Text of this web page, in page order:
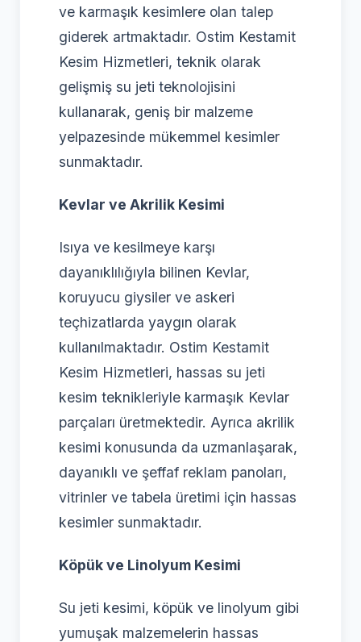
ve karmaşık kesimlere olan talep
giderek artmaktadır. Ostim Kestamit
Kesim Hizmetleri, teknik olarak
gelişmiş su jeti teknolojisini
kullanarak, geniş bir malzeme
yelpazesinde mükemmel kesimler
sunmaktadır.
Kevlar ve Akrilik Kesimi
Isıya ve kesilmeye karşı
dayanıklılığıyla bilinen Kevlar,
koruyucu giysiler ve askeri
teçhizatlarda yaygın olarak
kullanılmaktadır. Ostim Kestamit
Kesim Hizmetleri, hassas su jeti
kesim teknikleriyle karmaşık Kevlar
parçaları üretmektedir. Ayrıca akrilik
kesimi konusunda da uzmanlaşarak,
dayanıklı ve şeffaf reklam panoları,
vitrinler ve tabela üretimi için hassas
kesimler sunmaktadır.
Köpük ve Linolyum Kesimi
Su jeti kesimi, köpük ve linolyum gibi
yumuşak malzemelerin hassas